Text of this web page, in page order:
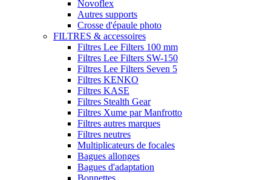
Novoflex
Autres supports
Crosse d'épaule photo
FILTRES & accessoires
Filtres Lee Filters 100 mm
Filtres Lee Filters SW-150
Filtres Lee Filters Seven 5
Filtres KENKO
Filtres KASE
Filtres Stealth Gear
Filtres Xume par Manfrotto
Filtres autres marques
Filtres neutres
Multiplicateurs de focales
Bagues allonges
Bagues d'adaptation
Bonnettes